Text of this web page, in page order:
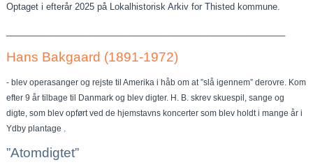
Optaget i efterår 2025 på Lokalhistorisk Arkiv for Thisted kommune.
Hans Bakgaard (1891-1972)
- blev operasanger og rejste til Amerika i håb om at ”slå igennem” derovre. Kom
efter 9 år tilbage til Danmark og blev digter. H. B. skrev skuespil, sange og
digte, som blev opført ved de hjemstavns koncerter som blev holdt i mange år i
Ydby plantage .
”Atomdigtet”